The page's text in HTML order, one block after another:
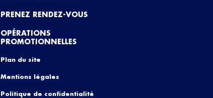
PRENEZ RENDEZ-VOUS
OPÉRATIONS
PROMOTIONNELLES
Plan du site
Mentions légales
Politique de confidentialité